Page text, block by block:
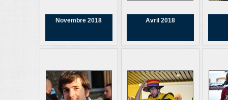
Novembre 2018 Avril 2018